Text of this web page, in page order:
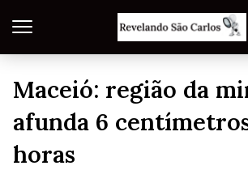
Maceió: região da
afunda 6
horas